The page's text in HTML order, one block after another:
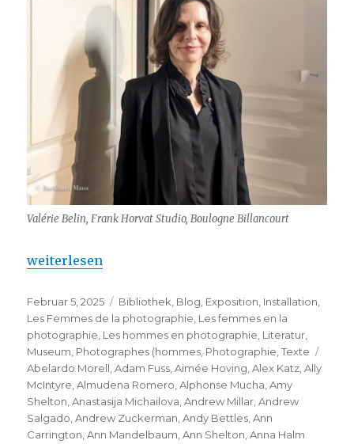
Valérie Belin, Frank Horvat Studio, Boulogne Billancourt
„Valérie Belin : Saatchi Gallery “
weiterlesen
Veröffentlicht
am
Februar 5, 2025 Kategorien
Bibliothek, Blog, Exposition, Installation,
Les Femmes de la photographie, Les femmes en la
photographie, Les hommes en photographie, Literatur,
Museum, Photographes (hommes, Photographie,Texte
Abelardo Morell,Adam Fuss,Aimée Hoving,Alex Katz,Ally
McIntyre,Almudena Romero,Alphonse Mucha,Amy
Shelton,Anastasija Michailova,Andrew Millar,Andrew
Salgado,Andrew Zuckerman,Andy Bettles,Ann
Carrington,Ann Mandelbaum,Ann Shelton,Anna Halm